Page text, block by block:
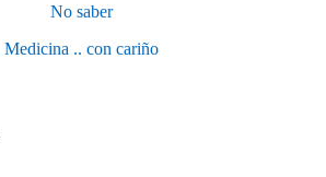
No saber
Medicina .. con cariño